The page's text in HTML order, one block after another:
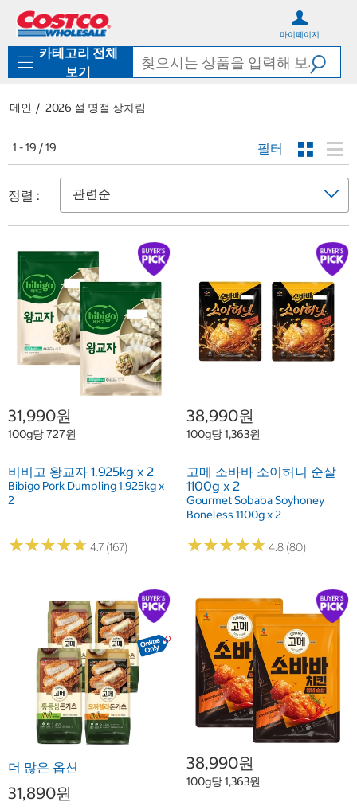
로
기
가
마이페이지
카테고리 전체
보기
메인 2026 설 명절 상차림
1 - 19 / 19 필터
정렬 :
31,990원
100g당 727원
비비고 왕교자 1.925kg x 2
Bibigo Pork Dumpling 1.925kg x
2
★★★★★
★★★★★ 4.7 (167)
38,990원
100g당 1,363원
고메 소바바 소이허니 순살
1100g x 2
Gourmet Sobaba Soyhoney
Boneless 1100g x 2
★★★★★
★★★★★ 4.8 (80)
더 많은 옵션
31,890원
38,990원
100g당 1,363원